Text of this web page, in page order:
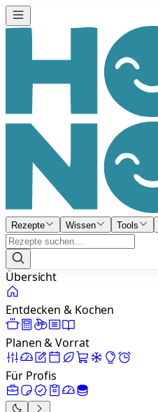
Rezepte Wissen Tools
Übersicht
Entdecken & Kochen
Planen & Vorrat
Für Profis